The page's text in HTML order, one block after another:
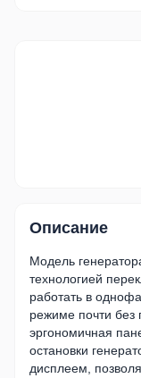
Описание
Модель
технологией
работать в
режиме почти без
эргономичная
остановки
дисплеем,